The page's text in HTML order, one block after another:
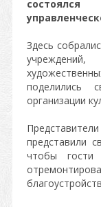
Здесь
организации
представили
чтобы гости